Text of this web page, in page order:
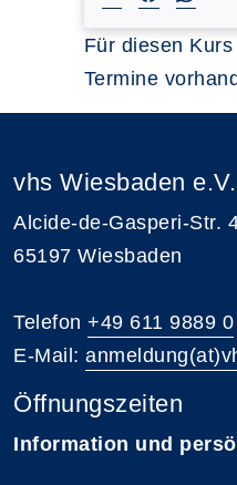
Für diesen
Termine
vhs Wiesbaden e.V.
Alcide-de-Gasperi-Str.
65197 Wiesbaden
Telefon +49 611 9889 0
E-Mail:
Öffnungszeiten
Information und